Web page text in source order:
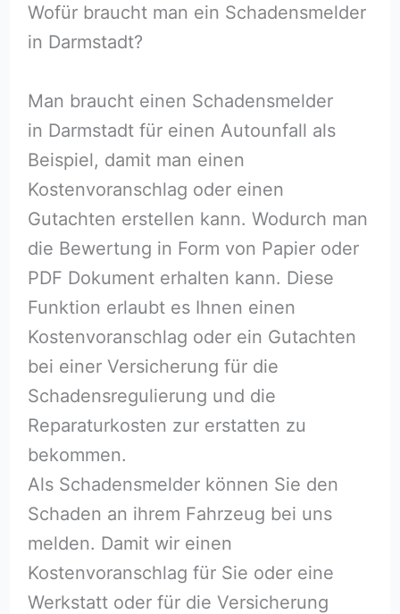
Wofür braucht man ein Schadensmelder
in Darmstadt?
Man braucht einen Schadensmelder
in Darmstadt für einen Autounfall als
Beispiel, damit man einen
Kostenvoranschlag oder einen
Gutachten erstellen kann. Wodurch man
die Bewertung in Form von Papier oder
PDF Dokument erhalten kann. Diese
Funktion erlaubt es Ihnen einen
Kostenvoranschlag oder ein Gutachten
bei einer Versicherung für die
Schadensregulierung und die
Reparaturkosten zur erstatten zu
bekommen.
Als Schadensmelder können Sie den
Schaden an ihrem Fahrzeug bei uns
melden. Damit wir einen
Kostenvoranschlag für Sie oder eine
Werkstatt oder für die Versicherung